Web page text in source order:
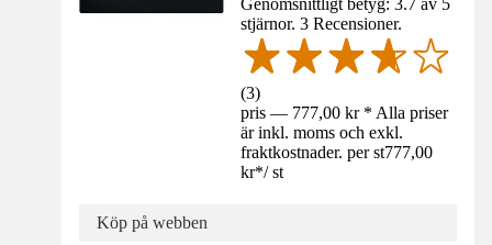
Genomsnittligt betyg: 3.7 av 5
stjärnor. 3 Recensioner.
(3)
pris — 777,00 kr * Alla priser
är inkl. moms och exkl.
fraktkostnader. per st777,00
kr*/ st
Köp på webben